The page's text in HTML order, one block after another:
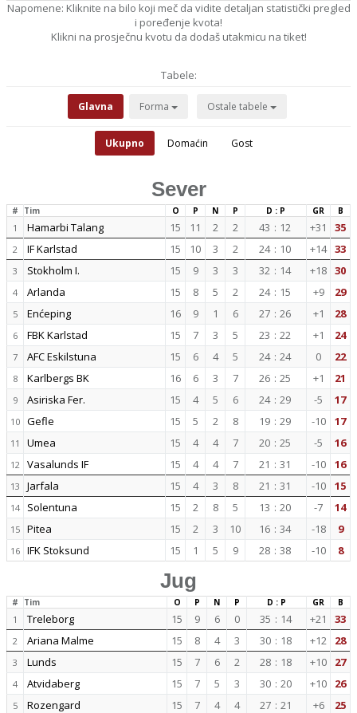
Napomene: Kliknite na bilo koji meč da vidite detaljan statistički pregled
i poređenje kvota!
Klikni na prosječnu kvotu da dodaš utakmicu na tiket!
Tabele:
Glavna Forma Ostale tabele
Ukupno Domaćin Gost
Sever
# Tim O P N P D : P GR B
1 Hamarbi Talang 15 11 2 2 43 : 12 +31 35
2 IF Karlstad 15 10 3 2 24 : 10 +14 33
3 Stokholm I. 15 9 3 3 32 : 14 +18 30
4 Arlanda 15 8 5 2 24 : 15 +9 29
5 Enćeping 16 9 1 6 27 : 26 +1 28
6 FBK Karlstad 15 7 3 5 23 : 22 +1 24
7 AFC Eskilstuna 15 6 4 5 24 : 24 0 22
8 Karlbergs BK 16 6 3 7 26 : 25 +1 21
9 Asiriska Fer. 15 4 5 6 24 : 29 -5 17
10 Gefle 15 5 2 8 19 : 29 -10 17
11 Umea 15 4 4 7 20 : 25 -5 16
12 Vasalunds IF 15 4 4 7 21 : 31 -10 16
13 Jarfala 15 4 3 8 21 : 31 -10 15
14 Solentuna 15 2 8 5 13 : 20 -7 14
15 Pitea 15 2 3 10 16 : 34 -18 9
16 IFK Stoksund 15 1 5 9 28 : 38 -10 8
Jug
# Tim O P N P D : P GR B
1 Treleborg 15 9 6 0 35 : 14 +21 33
2 Ariana Malme 15 8 4 3 30 : 18 +12 28
3 Lunds 15 7 6 2 28 : 18 +10 27
4 Atvidaberg 15 7 5 3 30 : 20 +10 26
5 Rozengard 15 7 4 4 27 : 21 +6 25